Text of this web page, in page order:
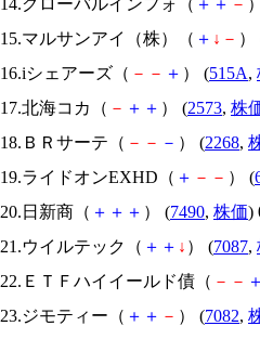
14.グローバルインフォ（ ＋ ＋ －
15.マルサンアイ（株）（ ＋ ↓ － ）
16.iシェアーズ（ － － ＋ ） (515A,
17.北海コカ（ － ＋ ＋ ） (2573, 株
18.ＢＲサーテ（ － － － ） (2268,
19.ライドオンEXHD（ ＋ － － ） (
20.日新商（ ＋ ＋ ＋ ） (7490, 株価)
21.ウイルテック（ ＋ ＋ ↓ ） (7087,
22.ＥＴＦハイイールド債（ － － ＋
23.ジモティー（ ＋ ＋ － ） (7082,